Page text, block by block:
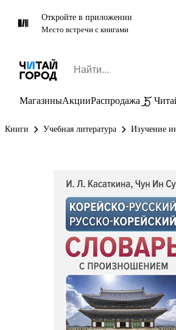
Откройте в приложении
Место встречи с книгами
МагазиныАкцииРаспродажа
Книги Учебная литература Изучение